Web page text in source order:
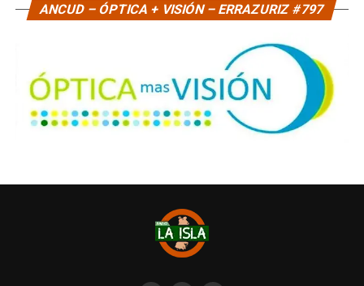
ANCUD – ÓPTICA + VISIÓN – ERRAZURIZ #797